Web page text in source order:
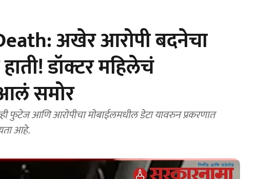
अखेर आरोपी बदनेचा
डॉक्टर महिलेचं
समोर
फुटेज आणि आरोपीचा मोबाईलमधील डेटा यावरुन प्रकरणात
आहे.